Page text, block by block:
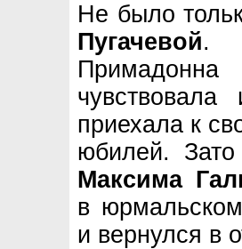
Не было
Пугачевой.
приехала к
юбилей.
Максима
в
и вернулся в